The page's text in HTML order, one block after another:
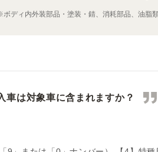
ディ内外装部品・塗装・錆、消耗部品、油脂類
車は対象車に含まれますか？